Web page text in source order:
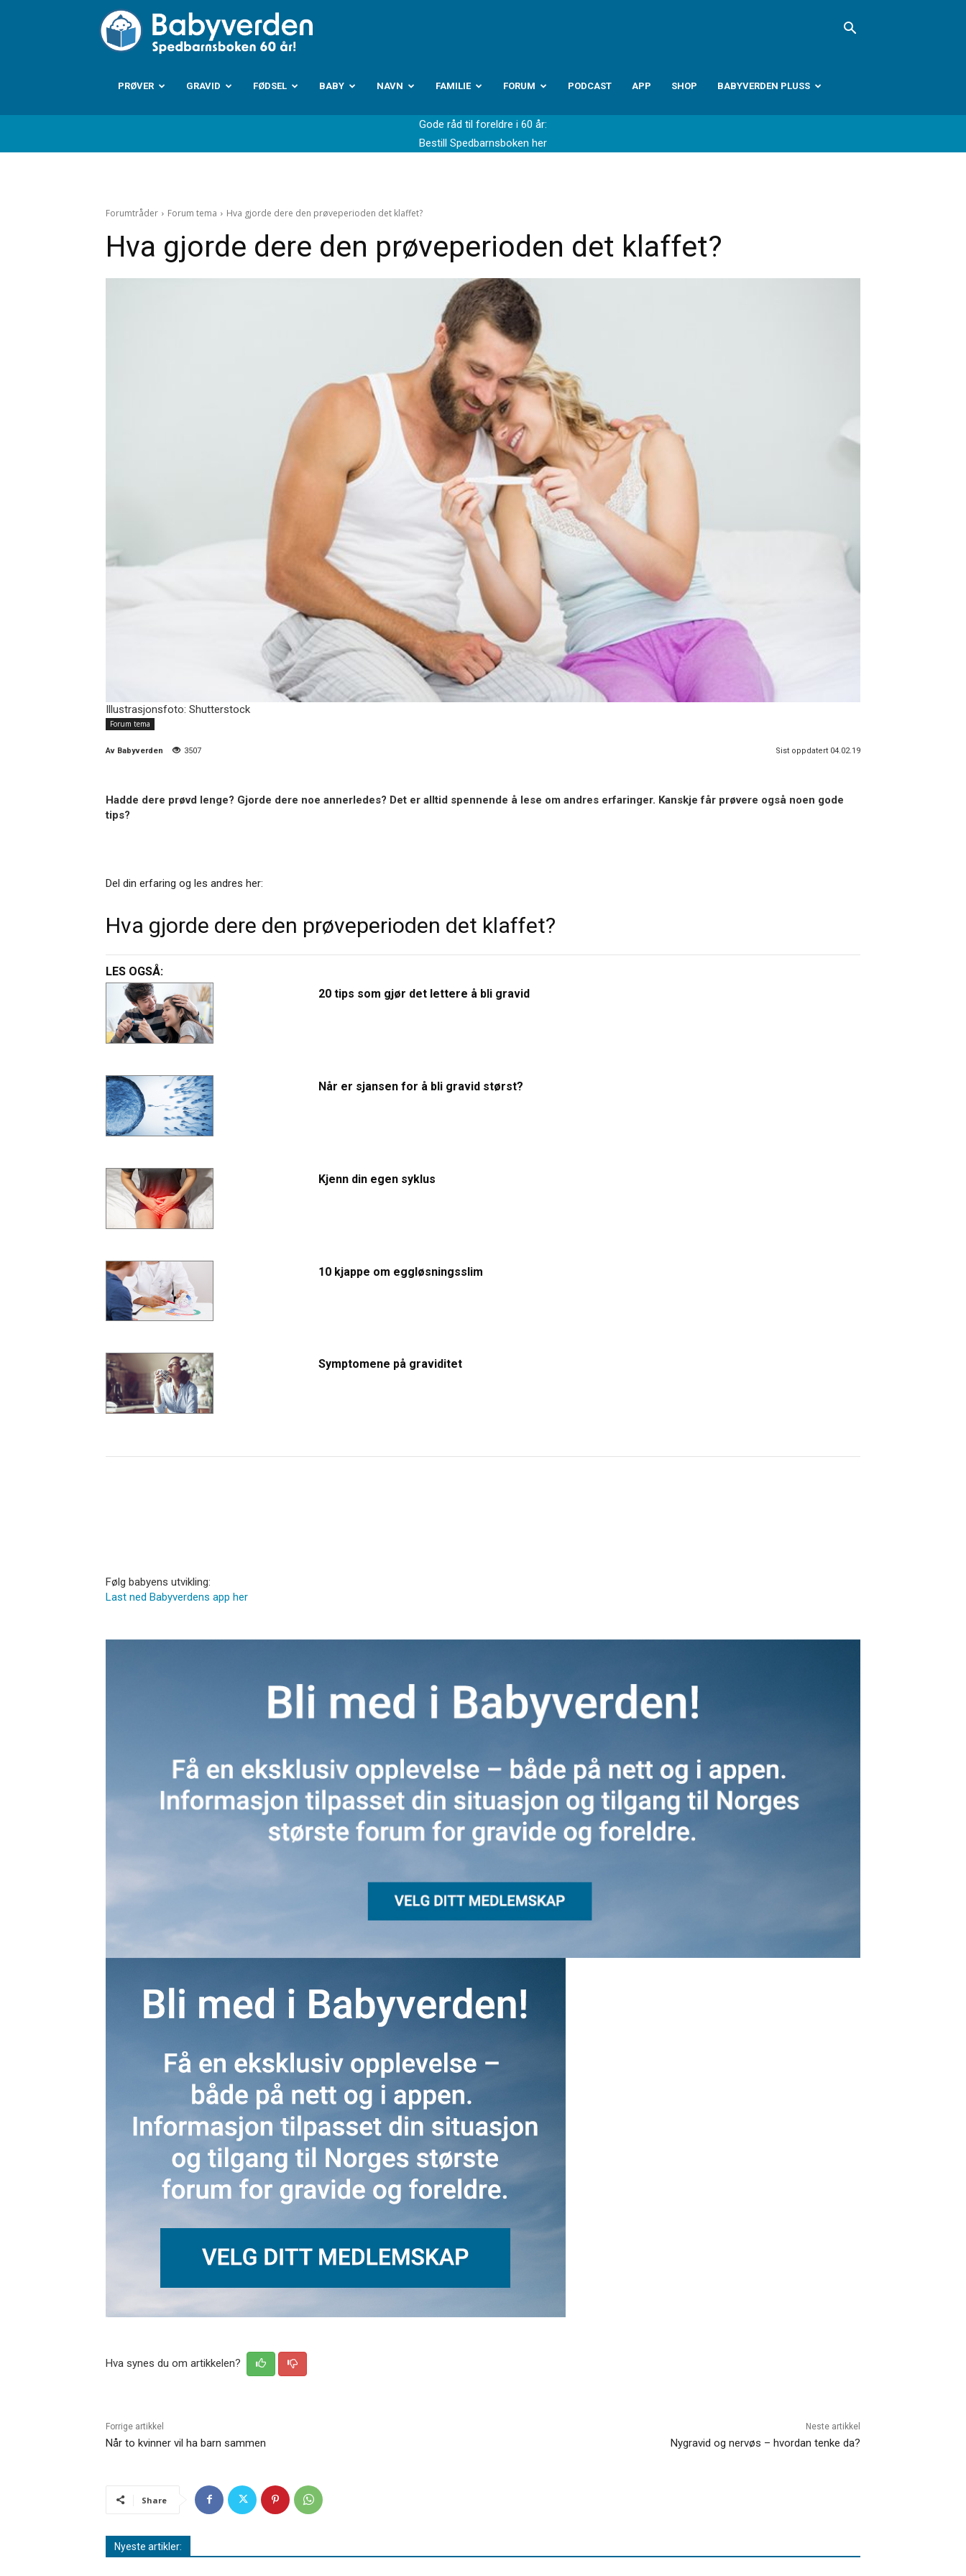
Babyverden.no
PRØVER GRAVID FØDSEL BABY NAVN FAMILIE FORUM PODCAST APP SHOP BABYVERDEN PLUSS
Gode råd til foreldre i 60 år:
Bestill Spedbarnsboken her
Forumtråder Forum tema Hva gjorde dere den prøveperioden det klaffet?
Hva gjorde dere den prøveperioden det klaffet?
Illustrasjonsfoto: Shutterstock
Forum tema
Av Babyverden 3507 Sist oppdatert 04.02.19
Hadde dere prøvd lenge? Gjorde dere noe annerledes? Det er alltid spennende å lese om andres erfaringer. Kanskje får prøvere også noen gode
tips?
Del din erfaring og les andres her:
Hva gjorde dere den prøveperioden det klaffet?
LES OGSÅ:
20 tips som gjør det lettere å bli gravid
Når er sjansen for å bli gravid størst?
Kjenn din egen syklus
10 kjappe om eggløsningsslim
Symptomene på graviditet
Følg babyens utvikling:
Last ned Babyverdens app her
Hva synes du om artikkelen?
Forrige artikkel
Når to kvinner vil ha barn sammen
Neste artikkel
Nygravid og nervøs – hvordan tenke da?
Share
Nyeste artikler: